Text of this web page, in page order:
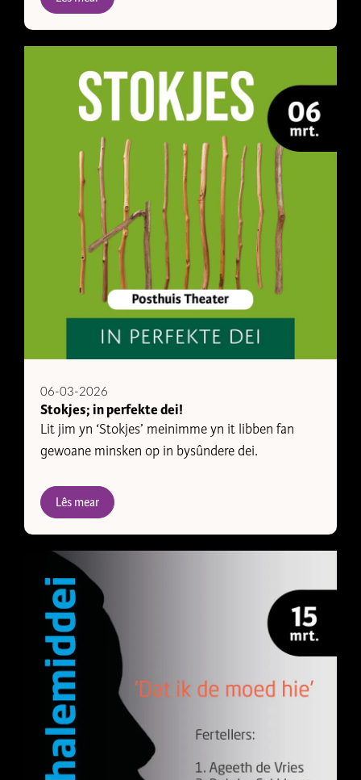
06-03-2026
Stokjes; in perfekte dei!
Lit jim yn ‘Stokjes’ meinimme yn it libben fan
gewoane minsken op in bysûndere dei.
Lês mear